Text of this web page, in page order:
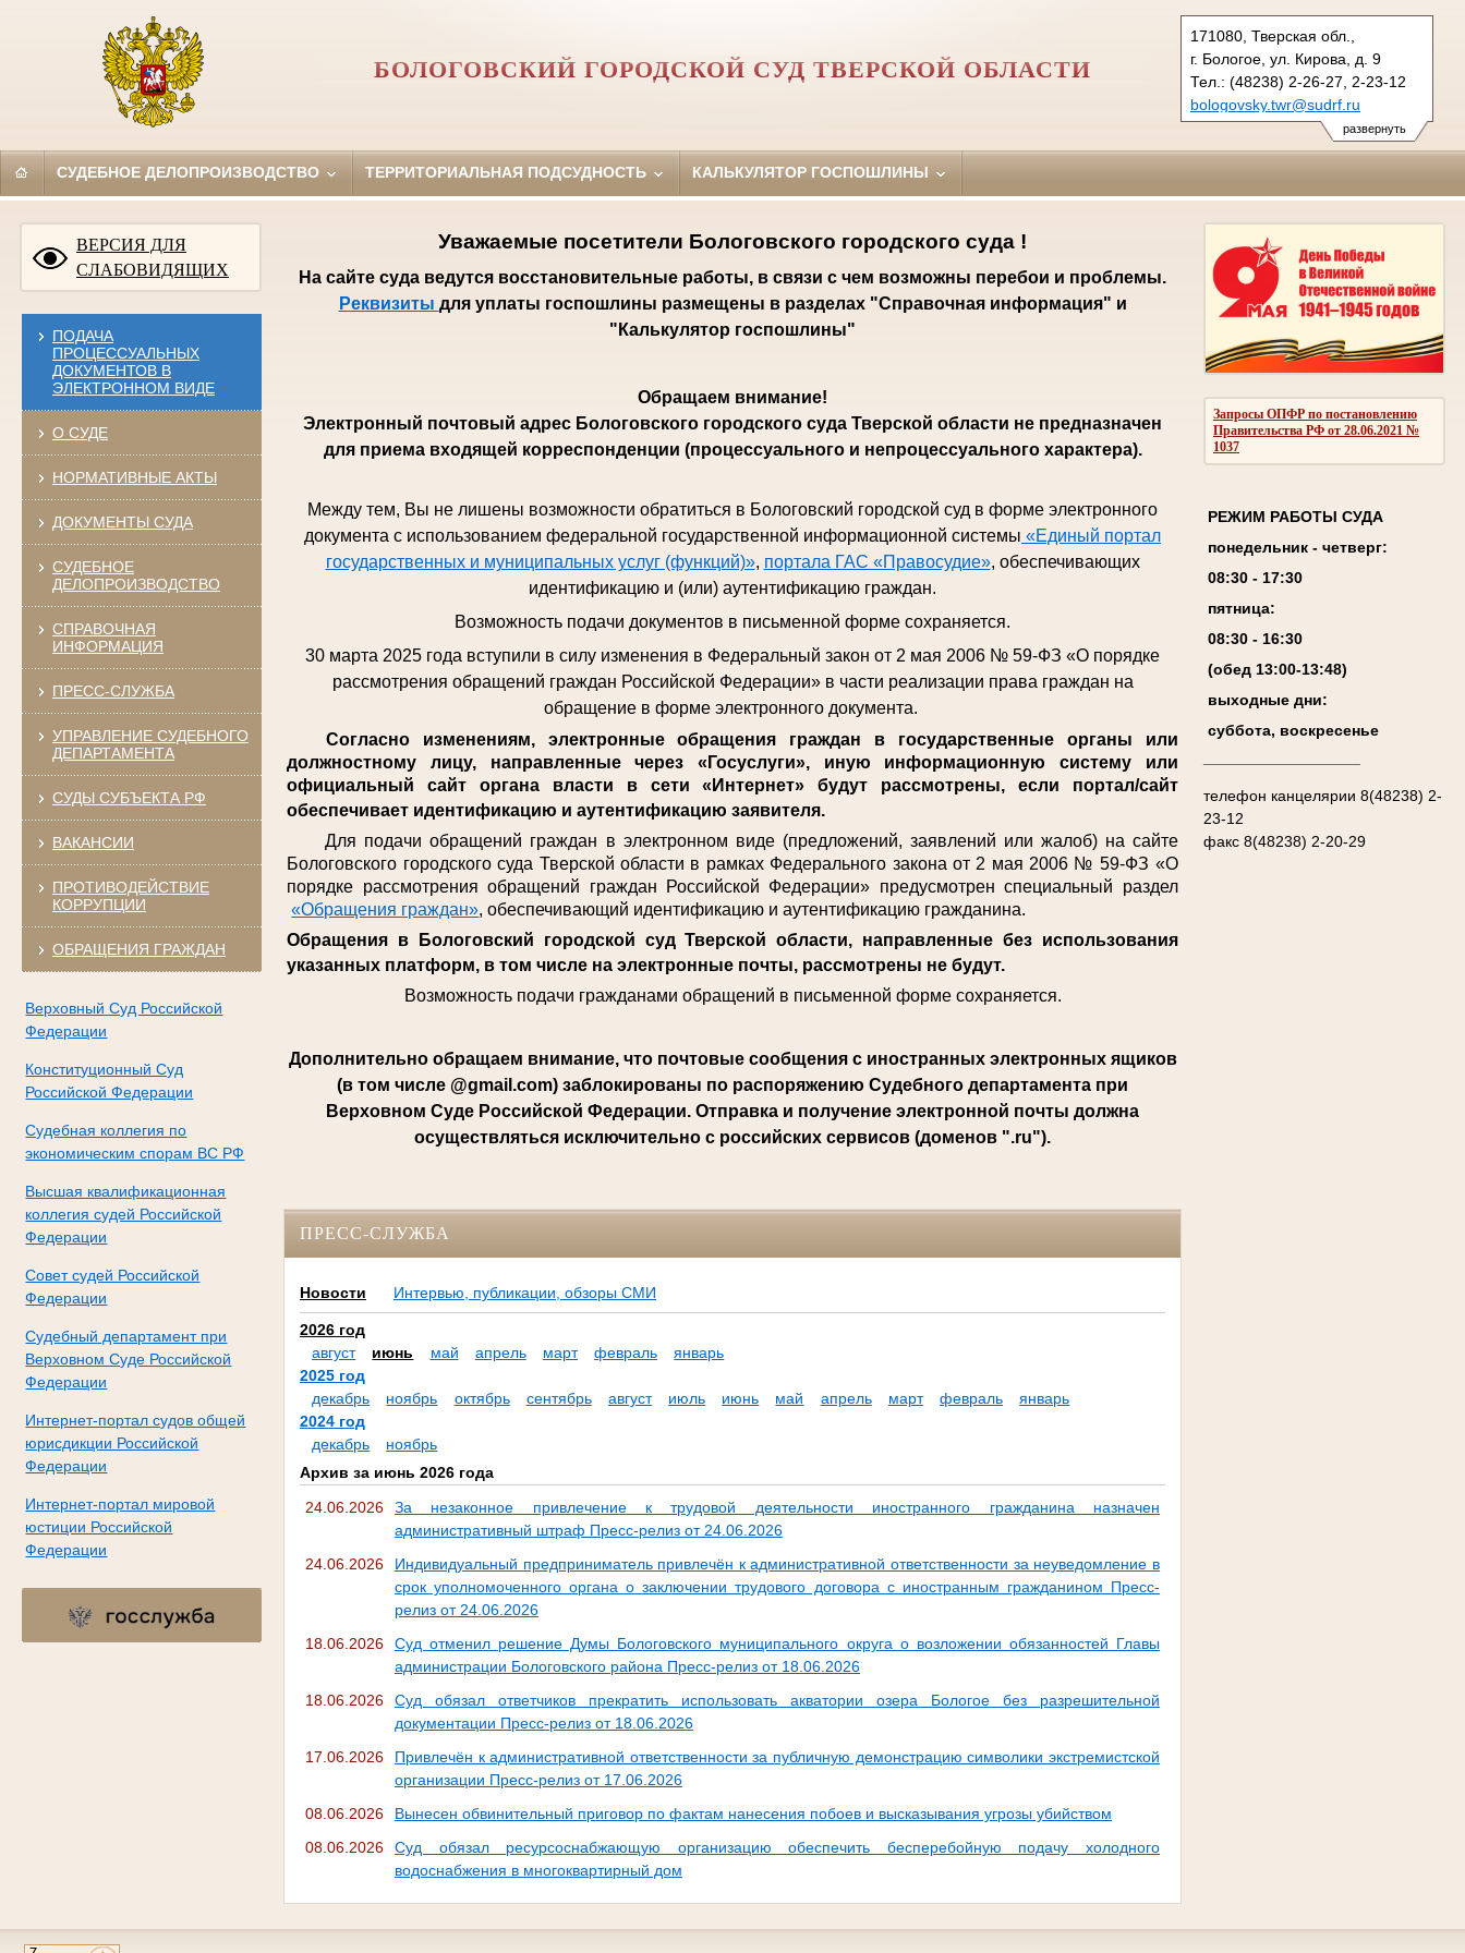
развернуть
171080, Тверская обл.,
г. Бологое, ул. Кирова, д. 9
Тел.: (48238) 2-26-27, 2-23-12
bologovsky.twr@sudrf.ru
БОЛОГОВСКИЙ ГОРОДСКОЙ СУД ТВЕРСКОЙ ОБЛАСТИ
СУДЕБНОЕ ДЕЛОПРОИЗВОДСТВО ТЕРРИТОРИАЛЬНАЯ ПОДСУДНОСТЬ КАЛЬКУЛЯТОР ГОСПОШЛИНЫ
ВЕРСИЯ ДЛЯ
СЛАБОВИДЯЩИХ
ПОДАЧА
ПРОЦЕССУАЛЬНЫХ
ДОКУМЕНТОВ В
ЭЛЕКТРОННОМ ВИДЕ
О СУДЕ
НОРМАТИВНЫЕ АКТЫ
ДОКУМЕНТЫ СУДА
СУДЕБНОЕ
ДЕЛОПРОИЗВОДСТВО
СПРАВОЧНАЯ
ИНФОРМАЦИЯ
ПРЕСС-СЛУЖБА
УПРАВЛЕНИЕ СУДЕБНОГО
ДЕПАРТАМЕНТА
СУДЫ СУБЪЕКТА РФ
ВАКАНСИИ
ПРОТИВОДЕЙСТВИЕ
КОРРУПЦИИ
ОБРАЩЕНИЯ ГРАЖДАН
Верховный Суд Российской
Федерации
Конституционный Суд
Российской Федерации
Судебная коллегия по
экономическим спорам ВС РФ
Высшая квалификационная
коллегия судей Российской
Федерации
Совет судей Российской
Федерации
Судебный департамент при
Верховном Суде Российской
Федерации
Интернет-портал судов общей
юрисдикции Российской
Федерации
Интернет-портал мировой
юстиции Российской
Федерации
Запросы ОПФР по постановлению
Правительства РФ от 28.06.2021 №
1037
РЕЖИМ РАБОТЫ СУДА
понедельник - четверг:
08:30 - 17:30
пятница:
08:30 - 16:30
(обед 13:00-13:48)
выходные дни:
суббота, воскресенье
телефон канцелярии 8(48238) 2-
23-12
факс 8(48238) 2-20-29
Уважаемые посетители Бологовского городского суда !
На сайте суда ведутся восстановительные работы, в связи с чем возможны перебои и проблемы.
Реквизиты для уплаты госпошлины размещены в разделах "Справочная информация" и
"Калькулятор госпошлины"
Обращаем внимание!
Электронный почтовый адрес Бологовского городского суда Тверской области не предназначен
для приема входящей корреспонденции (процессуального и непроцессуального характера).
Между тем, Вы не лишены возможности обратиться в Бологовский городской суд в форме электронного
документа с использованием федеральной государственной информационной системы «Единый портал
государственных и муниципальных услуг (функций)», портала ГАС «Правосудие», обеспечивающих
идентификацию и (или) аутентификацию граждан.
Возможность подачи документов в письменной форме сохраняется.
30 марта 2025 года вступили в силу изменения в Федеральный закон от 2 мая 2006 № 59-ФЗ «О порядке
рассмотрения обращений граждан Российской Федерации» в части реализации права граждан на
обращение в форме электронного документа.
Согласно изменениям, электронные обращения граждан в государственные органы или
должностному лицу, направленные через «Госуслуги», иную информационную систему или
официальный сайт органа власти в сети «Интернет» будут рассмотрены, если портал/сайт
обеспечивает идентификацию и аутентификацию заявителя.
Для подачи обращений граждан в электронном виде (предложений, заявлений или жалоб) на сайте
Бологовского городского суда Тверской области в рамках Федерального закона от 2 мая 2006 № 59-ФЗ «О
порядке рассмотрения обращений граждан Российской Федерации» предусмотрен специальный раздел
«Обращения граждан», обеспечивающий идентификацию и аутентификацию гражданина.
Обращения в Бологовский городской суд Тверской области, направленные без использования
указанных платформ, в том числе на электронные почты, рассмотрены не будут.
Возможность подачи гражданами обращений в письменной форме сохраняется.
Дополнительно обращаем внимание, что почтовые сообщения с иностранных электронных ящиков
(в том числе @gmail.com) заблокированы по распоряжению Судебного департамента при
Верховном Суде Российской Федерации. Отправка и получение электронной почты должна
осуществляться исключительно с российских сервисов (доменов ".ru").
ПРЕСС-СЛУЖБА
Новости Интервью, публикации, обзоры СМИ
2026 год
август
июнь май апрель март февраль
январь
2025 год
декабрь
ноябрь октябрь сентябрь август июль июнь май апрель март февраль
январь
2024 год
декабрь
ноябрь
Архив за июнь 2026 года
24.06.2026
За незаконное привлечение к трудовой деятельности иностранного гражданина назначен
административный штраф Пресс-релиз от 24.06.2026
24.06.2026
Индивидуальный предприниматель привлечён к административной ответственности за неуведомление в
срок уполномоченного органа о заключении трудового договора с иностранным гражданином Пресс-
релиз от 24.06.2026
18.06.2026
Суд отменил решение Думы Бологовского муниципального округа о возложении обязанностей Главы
администрации Бологовского района Пресс-релиз от 18.06.2026
18.06.2026
Суд обязал ответчиков прекратить использовать акватории озера Бологое без разрешительной
документации Пресс-релиз от 18.06.2026
17.06.2026
Привлечён к административной ответственности за публичную демонстрацию символики экстремистской
организации Пресс-релиз от 17.06.2026
08.06.2026
Вынесен обвинительный приговор по фактам нанесения побоев и высказывания угрозы убийством
08.06.2026
Суд обязал ресурсоснабжающую организацию обеспечить бесперебойную подачу холодного
водоснабжения в многоквартирный дом